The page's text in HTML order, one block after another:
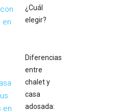
¿Cuál
elegir?
Diferencias
entre
chalet y
casa
adosada: